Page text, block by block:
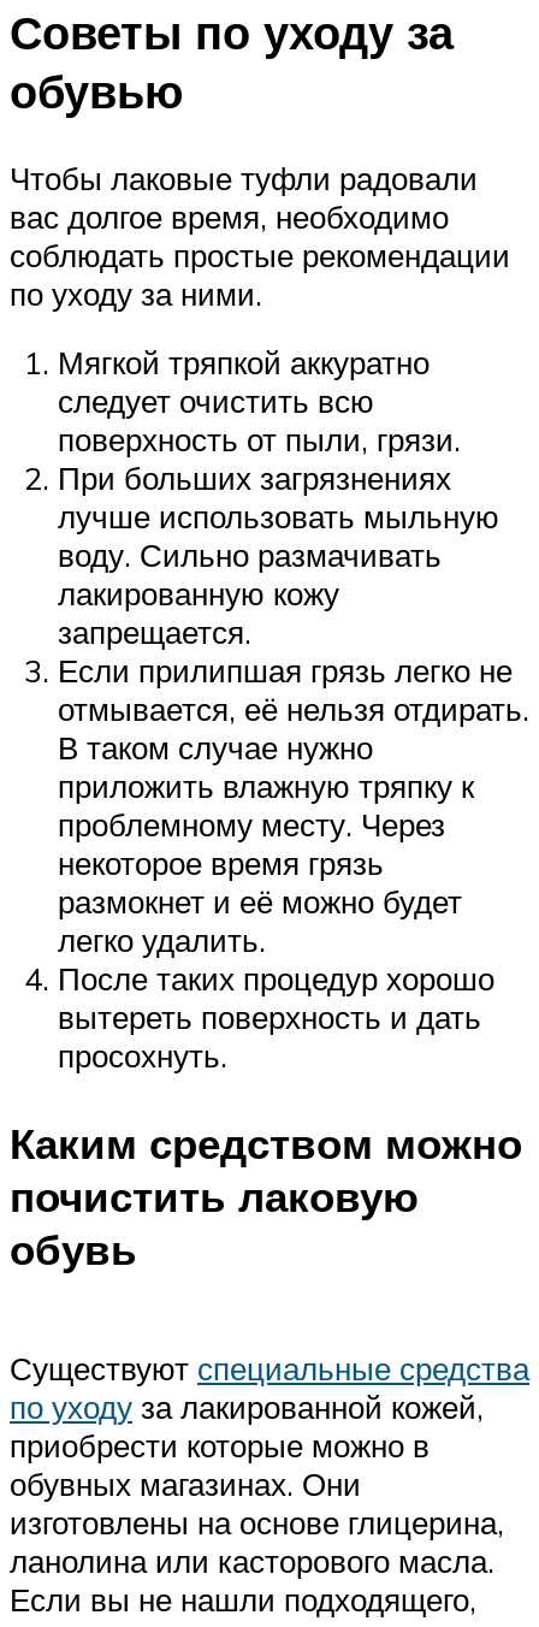
Советы по уходу за
обувью
Чтобы лаковые туфли радовали
вас долгое время, необходимо
соблюдать простые рекомендации
по уходу за ними.
Мягкой тряпкой аккуратно
следует очистить всю
поверхность от пыли, грязи.
При больших загрязнениях
лучше использовать мыльную
воду. Сильно размачивать
лакированную кожу
запрещается.
Если прилипшая грязь легко не
отмывается, её нельзя отдирать.
В таком случае нужно
приложить влажную тряпку к
проблемному месту. Через
некоторое время грязь
размокнет и её можно будет
легко удалить.
После таких процедур хорошо
вытереть поверхность и дать
просохнуть.
Каким средством можно
почистить лаковую
обувь
Существуют специальные средства
по уходу за лакированной кожей,
приобрести которые можно в
обувных магазинах. Они
изготовлены на основе глицерина,
ланолина или касторового масла.
Если вы не нашли подходящего,